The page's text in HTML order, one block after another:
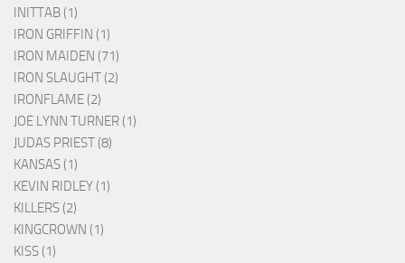
INITTAB (1)
IRON GRIFFIN (1)
IRON MAIDEN (71)
IRON SLAUGHT (2)
IRONFLAME (2)
JOE LYNN TURNER (1)
JUDAS PRIEST (8)
KANSAS (1)
KEVIN RIDLEY (1)
KILLERS (2)
KINGCROWN (1)
KISS (1)